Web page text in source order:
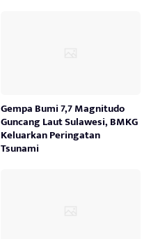
Gempa Bumi 7,7 Magnitudo
Guncang Laut Sulawesi, BMKG
Keluarkan Peringatan
Tsunami